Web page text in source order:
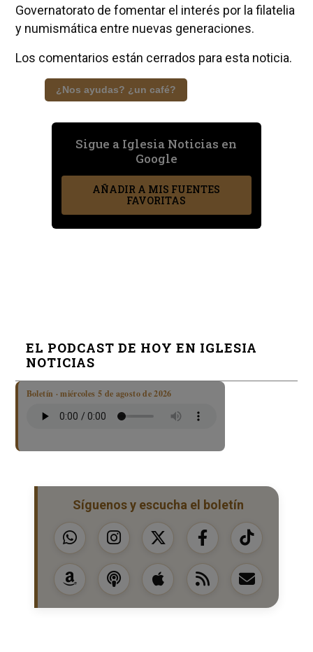
Governatorato de fomentar el interés por la filatelia
y numismática entre nuevas generaciones.
Los comentarios están cerrados para esta noticia.
¿Nos ayudas? ¿un café?
Sigue a Iglesia Noticias en
Google
AÑADIR A MIS FUENTES
FAVORITAS
EL PODCAST DE HOY EN IGLESIA
NOTICIAS
Boletín · miércoles 5 de agosto de 2026
Síguenos y escucha el boletín